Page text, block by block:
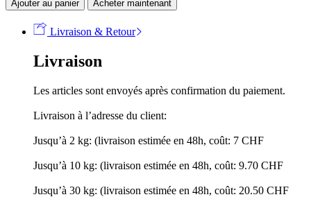
Ajouter au panier Acheter maintenant
Livraison & Retour
Livraison
Les articles sont envoyés après confirmation du paiement.
Livraison à l’adresse du client:
Jusqu’à 2 kg: (livraison estimée en 48h, coût: 7 CHF
Jusqu’à 10 kg: (livraison estimée en 48h, coût: 9.70 CHF
Jusqu’à 30 kg: (livraison estimée en 48h, coût: 20.50 CHF